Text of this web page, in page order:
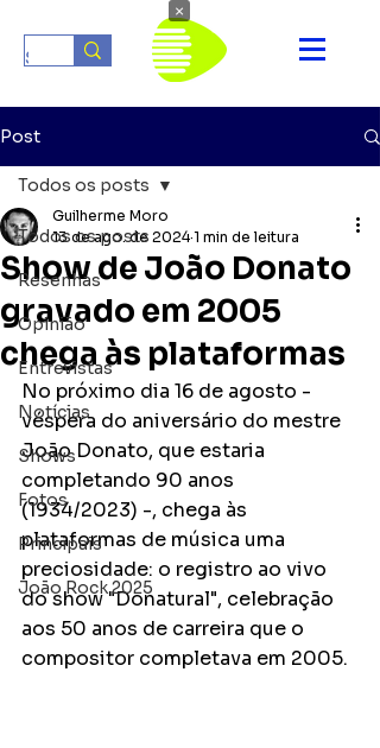
Post
Todos os posts
Resenhas
Opinião
Entrevistas
Notícias
Shows
Fotos
Principais
João Rock 2025
Todos os posts
Show de João Donato
gravado em 2005
chega às plataformas
Guilherme Moro
13 de ago. de 2024 1 min de leitura
No próximo dia 16 de agosto -
véspera do aniversário do mestre
João Donato, que estaria
completando 90 anos
(1934/2023) -, chega às
plataformas de música uma
preciosidade: o registro ao vivo
do show "Donatural", celebração
aos 50 anos de carreira que o
compositor completava em 2005.
×